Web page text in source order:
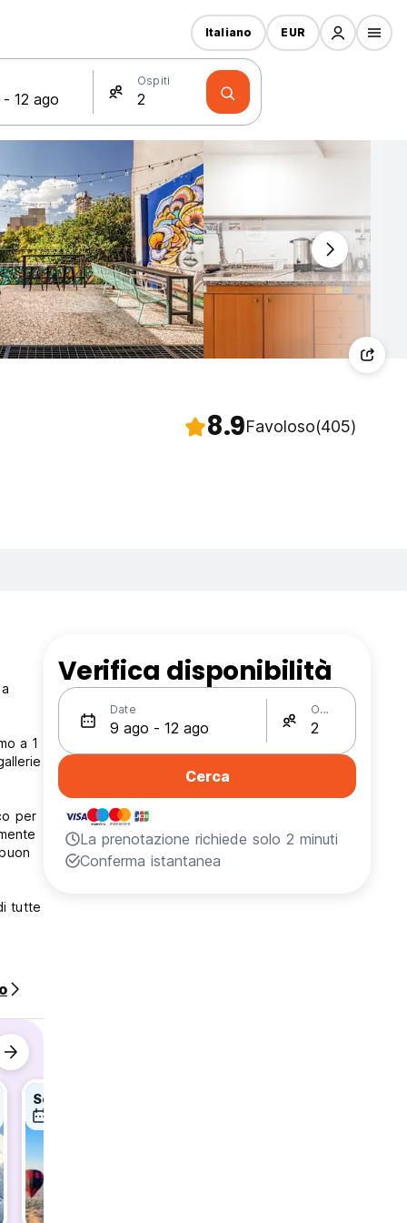
Ospiti
Italiano EUR
8.9Favoloso(405)
a 1
per
tutte
Verifica disponibilità
Date Ospiti
Cerca
La prenotazione richiede solo 2 minuti
Conferma istantanea